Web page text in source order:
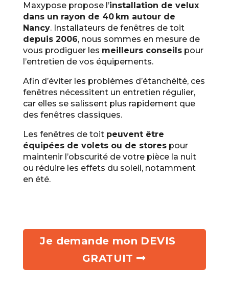
Maxypose propose l’installation de velux
dans un rayon de 40 km autour de
Nancy. Installateurs de fenêtres de toit
depuis 2006, nous sommes en mesure de
vous prodiguer les meilleurs conseilspour
l’entretien de vos équipements.
Afin d’éviter les problèmes d’étanchéité, ces
fenêtres nécessitent un entretien régulier,
car elles se salissent plus rapidement que
des fenêtres classiques.
Les fenêtres de toit peuvent être
équipées de volets ou de storespour
maintenir l’obscurité de votre pièce la nuit
ou réduire les effets du soleil, notamment
en été.
Je demande mon DEVIS
GRATUIT